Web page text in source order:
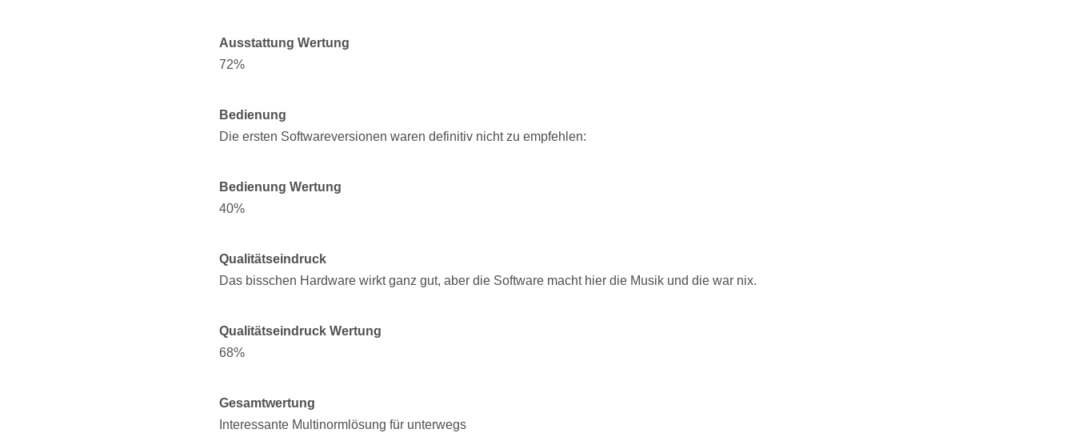
Ausstattung Wertung
72%
Bedienung
Die ersten Softwareversionen waren definitiv nicht zu empfehlen:
Bedienung Wertung
40%
Qualitätseindruck
Das bisschen Hardware wirkt ganz gut, aber die Software macht hier die Musik und die war nix.
Qualitätseindruck Wertung
68%
Gesamtwertung
Interessante Multinormlösung für unterwegs